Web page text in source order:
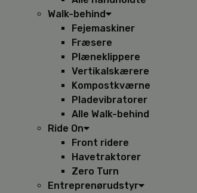
Walk-behind
Fejemaskiner
Fræsere
Plæneklippere
Vertikalskærere
Kompostkværne
Pladevibratorer
Alle Walk-behind
Ride On
Front ridere
Havetraktorer
Zero Turn
Entreprenørudstyr